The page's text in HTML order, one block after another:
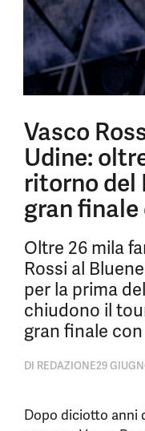
Vasco
Udine:
ritorno del
gran
Oltre 26 mila
Rossi al
per la prima
chiudono il
gran finale
DI REDAZIONE29
Dopo diciotto anni